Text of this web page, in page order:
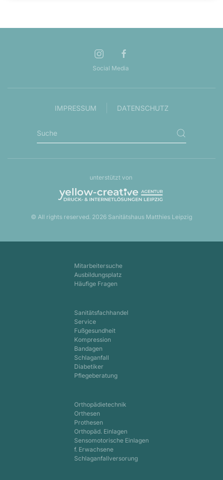
Social Media
IMPRESSUM DATENSCHUTZ
unterstützt von
© All rights reserved. 2026 Sanitätshaus Matthies Leipzig
Mitarbeitersuche
Ausbildungsplatz
Häufige Fragen
Sanitätsfachhandel
Service
Fußgesundheit
Kompression
Bandagen
Schlaganfall
Diabetiker
Pflegeberatung
Orthopädietechnik
Orthesen
Prothesen
Orthopäd. Einlagen
Sensomotorische Einlagen
f. Erwachsene
Schlaganfallversorung